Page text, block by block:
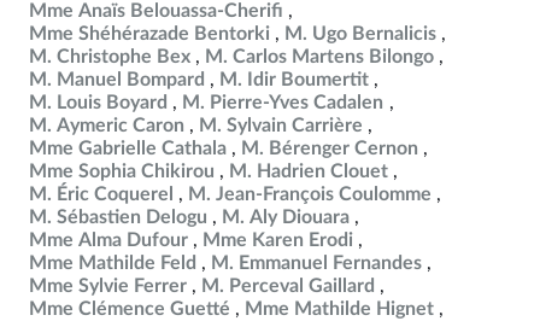
Mme Anaïs Belouassa-Cherifi
Mme Shéhérazade Bentorki
M. Ugo Bernalicis
M. Christophe Bex
M. Carlos Martens Bilongo
M. Manuel Bompard
M. Idir Boumertit
M. Louis Boyard
M. Pierre-Yves Cadalen
M. Aymeric Caron
M. Sylvain Carrière
Mme Gabrielle Cathala
M. Bérenger Cernon
Mme Sophia Chikirou
M. Hadrien Clouet
M. Éric Coquerel
M. Jean-François Coulomme
M. Sébastien Delogu
M. Aly Diouara
Mme Alma Dufour
Mme Karen Erodi
Mme Mathilde Feld
M. Emmanuel Fernandes
Mme Sylvie Ferrer
M. Perceval Gaillard
Mme Clémence Guetté
Mme Mathilde Hignet